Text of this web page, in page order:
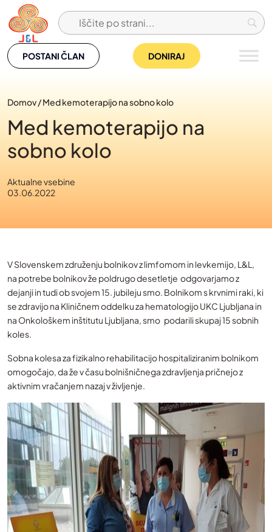
Skip
to
content
POSTANI ČLAN DONIRAJ
Domov/Med kemoterapijo na sobno kolo
Med kemoterapijo na
sobno kolo
Aktualne vsebine
03.06.2022
V Slovenskem združenju bolnikov z limfomom in levkemijo, L&L,
na potrebe bolnikov že poldrugo desetletje odgovarjamo z
dejanji in tudi ob svojem 15. jubileju smo. Bolnikom s krvnimi raki, ki
se zdravijo na Kliničnem oddelku za hematologijo UKC Ljubljana in
na Onkološkem inštitutu Ljubljana, smo podarili skupaj 15 sobnih
koles.
Sobna kolesa za fizikalno rehabilitacijo hospitaliziranim bolnikom
omogočajo, da že v času bolnišničnega zdravljenja pričnejo z
aktivnim vračanjem nazaj v življenje.